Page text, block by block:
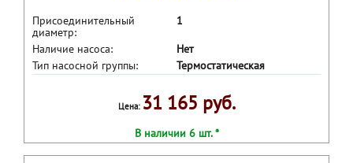
Присоединительный
диаметр:
1
Наличие насоса:
Нет
Тип насосной группы:
Термостатическая
Цена: 31 165 руб.
В наличии 6 шт. *